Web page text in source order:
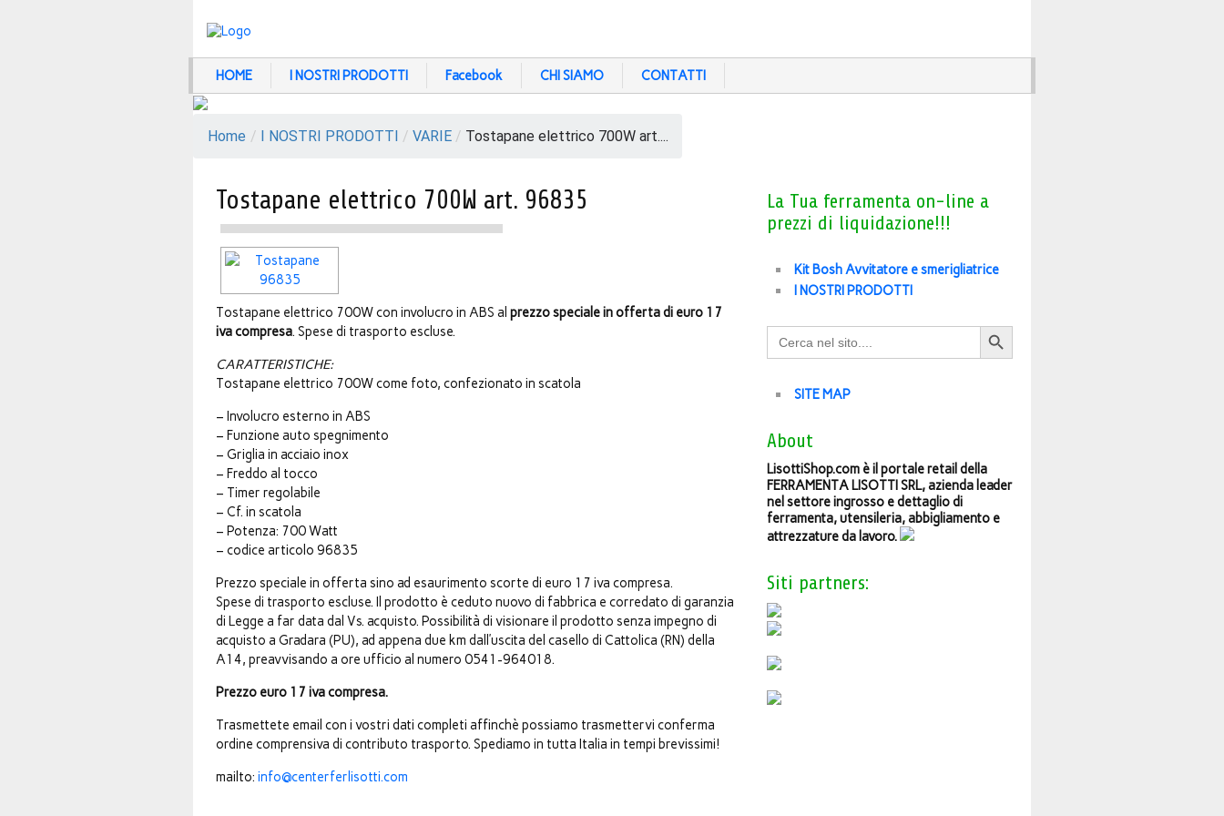
HOME I NOSTRI PRODOTTI Facebook CHI SIAMO CONTATTI
Home / I NOSTRI PRODOTTI / VARIE / Tostapane elettrico 700W art....
Tostapane elettrico 700W art. 96835
Tostapane elettrico 700W con involucro in ABS al prezzo speciale in offerta di euro 17
iva compresa. Spese di trasporto escluse.
CARATTERISTICHE:
Tostapane elettrico 700W come foto, confezionato in scatola
– Involucro esterno in ABS
– Funzione auto spegnimento
– Griglia in acciaio inox
– Freddo al tocco
– Timer regolabile
– Cf. in scatola
– Potenza: 700 Watt
– codice articolo 96835
Prezzo speciale in offerta sino ad esaurimento scorte di euro 17 iva compresa.
Spese di trasporto escluse. Il prodotto è ceduto nuovo di fabbrica e corredato di garanzia
di Legge a far data dal Vs. acquisto. Possibilità di visionare il prodotto senza impegno di
acquisto a Gradara (PU), ad appena due km dall’uscita del casello di Cattolica (RN) della
A14, preavvisando a ore ufficio al numero 0541-964018.
Prezzo euro 17 iva compresa.
Trasmettete email con i vostri dati completi affinchè possiamo trasmettervi conferma
ordine comprensiva di contributo trasporto. Spediamo in tutta Italia in tempi brevissimi!
mailto: info@centerferlisotti.com
La Tua ferramenta on-line a
prezzi di liquidazione!!!
Kit Bosh Avvitatore e smerigliatrice
I NOSTRI PRODOTTI
Search
for:
Search Button
SITE MAP
About
LisottiShop.com è il portale retail della
FERRAMENTA LISOTTI SRL, azienda leader
nel settore ingrosso e dettaglio di
ferramenta, utensileria, abbigliamento e
attrezzature da lavoro.
Siti partners: